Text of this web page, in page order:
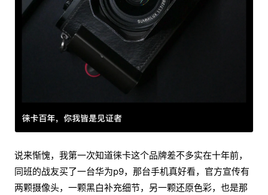
说来惭愧，我第一次知道徕卡这个品牌差不多实在十年前，
同班的战友买了一台华为p9，那台手机真好看，官方宣传有
两颗摄像头，一颗黑白补充细节，另一颗还原色彩，也是那